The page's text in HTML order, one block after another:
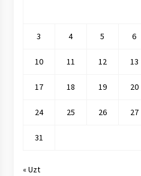
3 4 5 6
10 11 12 13
17 18 19 20
24 25 26 27
31
« Uzt